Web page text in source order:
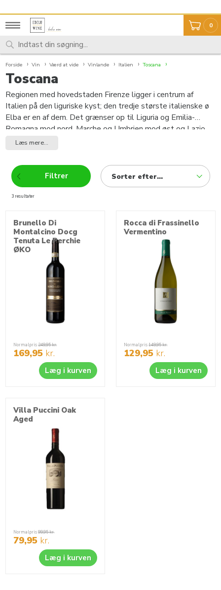
0
Forside Vin Værd at vide Vinlande Italien Toscana
Toscana
Regionen med hovedstaden Firenze ligger i centrum af
Italien på den liguriske kyst; den tredje største italienske ø
Elba er en af ​​dem. Det grænser op til Liguria og Emilia-
Romagna mod nord, Marche og Umbrien mod øst og Lazio
mod syd. Ud over Piemonte er Toscana sandsynligvis den
mest naturskønne områder i landet. Længe før romerne
dyrkede etruskerne vin her, hvilket gjorde den til en af ​​de
ældste vindyrkningsregioner i Europa. I gamle tider dannede
området landet Etruria, opkaldt efter de oprindelige folk. På
det tredje århundrede f.Kr. blev etruskerne absorberet af
romerne. Romerne lånte små lande til veteranlegionærer for
deres ydelser til fædrelandet.
Læs mere...
Filtrer Sorter efter...
3 resultater
Brunello Di
Montalcino Docg
Tenuta Le Perchie
ØKO
169,95 kr.
Normalpris249,95kr.
Læg i kurven
Rocca di Frassinello
Vermentino
129,95 kr.
Normalpris149,95kr.
Læg i kurven
Villa Puccini Oak
Aged
79,95 kr.
Normalpris99,95kr.
Læg i kurven